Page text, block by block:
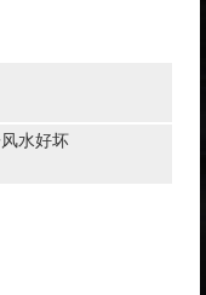
水好坏